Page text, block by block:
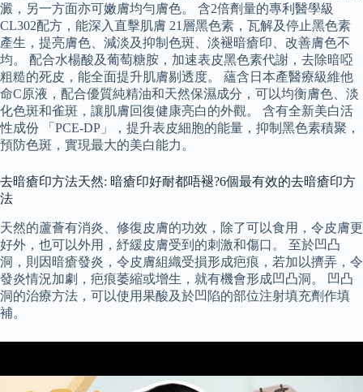
澱，另一方面亦可嫩膚均勻膚色。 含2倍劑量的專利醫學級
CL302配方，能深入直擊肌膚 21層黑色素，瓦解及停止黑色素
產生，提亮膚色、減淡及抑制色斑、淡褪暗瘡印、改善膚色不
均。 配合水楊酸及葡萄糖胺，加速表皮黑色素代謝，去除暗啞
粗糙的死皮，能全面提升肌膚剔透度。 蘊含日本產醫療級維他
命C原液，配合優質純精油和天然保濕成分，可以均衡膚色、淡
化色斑和雀斑，讓肌膚回復健康亮白的外觀。 含有全新美白活
性成份 「PCE-DP」，提升表皮細胞的能量，抑制黑色素積聚，
預防色斑，實現最大的美白能力。
去暗瘡印方法天然: 暗瘡印好耐都唔褪?6個最有效的去暗瘡印方
法
天然的蘆薈有消炎、修復皮膚的功效，除了可以食用，令皮膚更
好外，也可以外用，紓緩皮膚受到的刺激和傷口。 至於凹凸
洞，則因暗瘡發炎，令皮膚組織受損形成疤痕，若加以擠弄，令
發炎情況加劇，疤痕萎縮或增生，就有機會形成凹凸洞。 凹凸
洞的治療方法，可以使用果酸及於凹陷的部位注射填充劑作填
補。